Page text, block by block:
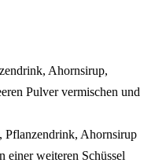
Ahornsirup,
Pulver vermischen und
Ahornsirup
einer weiteren Schüssel